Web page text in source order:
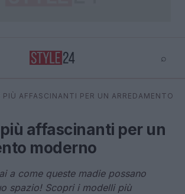
⌕
⌕ ×
PIÙ AFFASCINANTI PER UN ARREDAMENTO
affascinanti per un
moderno
a come queste madie possano
spazio! Scopri i modelli più